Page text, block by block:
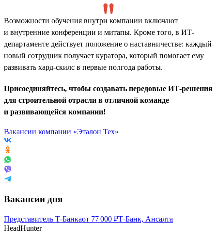
Возможности обучения внутри компании включают
и внутренние конференции и митапы. Кроме того, в ИТ-
департаменте действует положение о наставничестве: каждый
новый сотрудник получает куратора, который помогает ему
развивать хард-скилс в первые полгода работы.
Присоединяйтесь, чтобы создавать передовые ИТ-решения
для строительной отрасли в отличной команде
и развивающейся компании!
Вакансии компании «Эталон Тех»
Вакансии дня
Представитель Т-Банкаот 77 000 ₽Т-Банк, Ансалта
HeadHunter